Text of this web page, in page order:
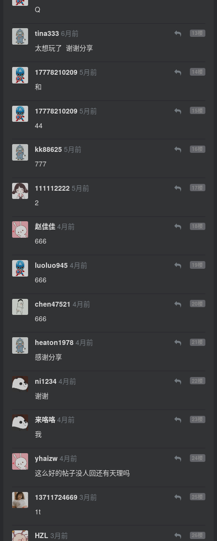
Q
tina333 6月前 13楼
太想玩了 谢谢分享
17778210209 5月前 14楼
和
17778210209 5月前 15楼
44
kk88625 5月前 16楼
777
111112222 5月前 17楼
2
赵佳佳 4月前 18楼
666
luoluo945 4月前 19楼
666
chen47521 4月前 20楼
666
heaton1978 4月前 21 楼
感谢分享
ni1234 4月前 22楼
谢谢
来咯咯 4月前 23楼
我
yhaizw 4月前 24楼
这么好的帖子没人回还有天理吗
13711724669 3月前 25楼
1t
HZL 3月前 26楼